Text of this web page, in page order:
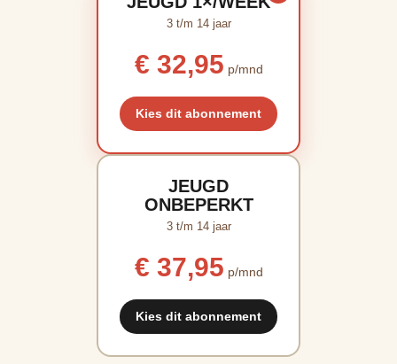
3 t/m 14 jaar
€ 32,95 p/mnd
Kies dit abonnement
JEUGD
ONBEPERKT
3 t/m 14 jaar
€ 37,95 p/mnd
Kies dit abonnement